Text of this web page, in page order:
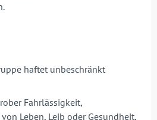
haftet unbeschränkt
Fahrlässigkeit,
Leben, Leib oder Gesundheit,